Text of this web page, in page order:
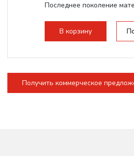
Последнее поколение
В корзину
Получить коммерческое